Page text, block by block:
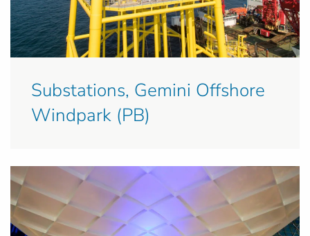
Substations, Gemini Offshore
Windpark (PB)